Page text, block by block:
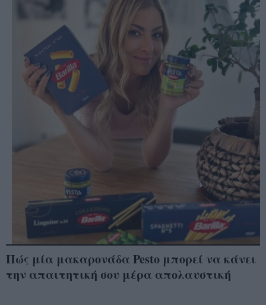
Πώς μία μακαρονάδα Pesto μπορεί να κάνει
την απαιτητική σου μέρα απολαυστική